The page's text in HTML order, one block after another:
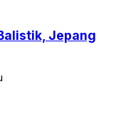
Jepang